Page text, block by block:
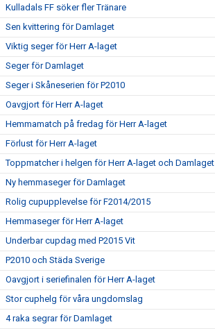
Kulladals FF söker fler Tränare
Sen kvittering för Damlaget
Viktig seger för Herr A-laget
Seger för Damlaget
Seger i Skåneserien för P2010
Oavgjort för Herr A-laget
Hemmamatch på fredag för Herr A-laget
Förlust för Herr A-laget
Toppmatcher i helgen för Herr A-laget och Damlaget
Ny hemmaseger för Damlaget
Rolig cupupplevelse för F2014/2015
Hemmaseger för Herr A-laget
Underbar cupdag med P2015 Vit
P2010 och Städa Sverige
Oavgjort i seriefinalen för Herr A-laget
Stor cuphelg för våra ungdomslag
4 raka segrar för Damlaget